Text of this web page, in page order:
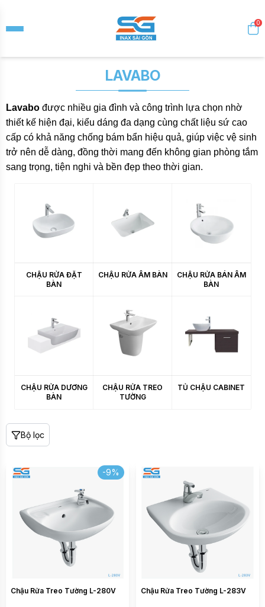
0
LAVABO
Lavabo được nhiều gia đình và công trình lựa chọn nhờ
thiết kế hiện đại, kiểu dáng đa dạng cùng chất liệu sứ cao
cấp có khả năng chống bám bẩn hiệu quả, giúp việc vệ sinh
trở nên dễ dàng, đồng thời mang đến không gian phòng tắm
sang trọng, tiện nghi và bền đẹp theo thời gian.
CHẬU RỬA ĐẶT
BÀN
CHẬU RỬA ÂM BÀN
CHẬU RỬA BÁN ÂM
BÀN
CHẬU RỬA DƯƠNG
BÀN
CHẬU RỬA TREO
TƯỜNG
TỦ CHẬU CABINET
Bộ lọc
-9%
Chậu Rửa Treo Tường L-280V Chậu Rửa Treo Tường L-283V